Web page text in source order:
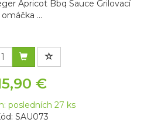
Apricot Bbq Sauce Grilovací
omáčka ...
€
posledních 27 ks
SAU073